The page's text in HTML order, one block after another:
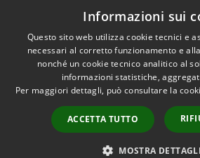
RSS
Accessibilità
Cookie
Mappa del sito
Intranet
Informazioni sui
Questo sito web utilizza cookie tecnici e
necessari al corretto funzionamento e
nonché un cookie tecnico analitico al
informazioni statistiche,
Per maggiori dettagli, può consultare la
ACCETTA TUTTO
MOSTRA DETTAGLI